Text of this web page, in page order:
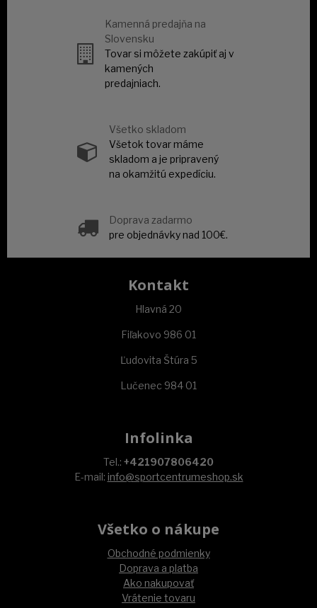
Kamenná predajňa na
Slovensku
Tovar si môžete zakúpiť aj v
kamených
predajniach.
Všetko skladom
Všetok tovar máme
skladom a je pripravený
na okamžitú expedíciu.
Doprava zadarmo
pre objednávky nad 100€.
Kontakt
Hlavná 20
Fiľakovo 986 01
Ľudovita Štúra 5
Lučenec 984 01
Infolinka
Tel.: +421907806420
E-mail: info@sportcentrumeshop.sk
Všetko o nákupe
Obchodné podmienky
Doprava a platba
Ako nakupovať
Vrátenie tovaru